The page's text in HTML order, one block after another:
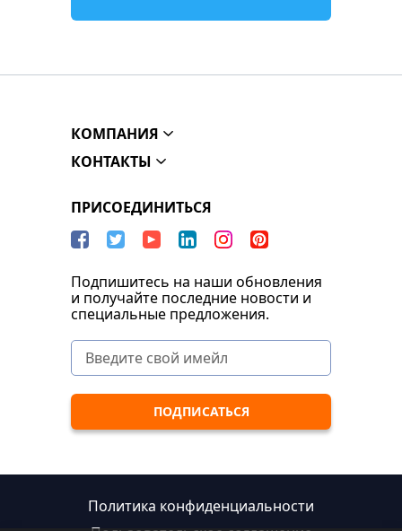
КОМПАНИЯ
КОНТАКТЫ
ПРИСОЕДИНИТЬСЯ
Подпишитесь на наши обновления
и получайте последние новости и
специальные предложения.
Политика конфиденциальности